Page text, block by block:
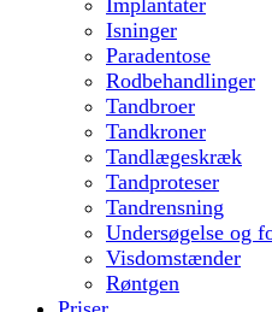
Isninger
Paradentose
Rodbehandlinger
Tandbroer
Tandkroner
Tandlægeskræk
Tandproteser
Tandrensning
Undersøgelse og
Visdomstænder
Røntgen